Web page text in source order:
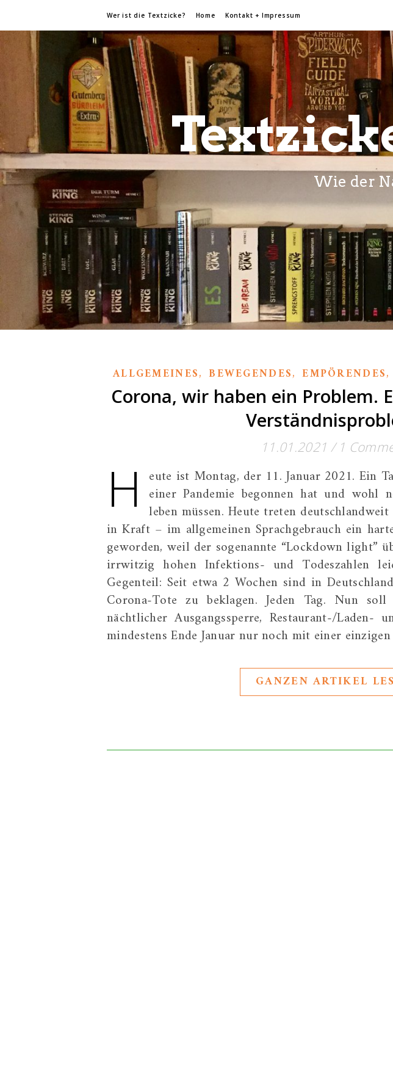
Wer ist die Textzicke? Home Kontakt + Impressum
Wie der
ALLGEMEINES,BEWEGENDES,EMPÖRENDES,
Corona, wir haben ein Problem.
11.01.2021 / 1
H eute ist Montag, der 11. Januar 2021. Ein
einer Pandemie begonnen hat und
leben müssen. Heute treten
in Kraft – im allgemeinen Sprachgebrauch ein
geworden, weil der sogenannte “Lockdown light”
irrwitzig hohen Infektions- und Todeszahlen
Gegenteil: Seit etwa 2 Wochen sind in
Corona-Tote zu beklagen. Jeden Tag. Nun
nächtlicher Ausgangssperre, Restaurant-/Laden-
mindestens Ende Januar nur noch mit einer
GANZEN ARTIKEL